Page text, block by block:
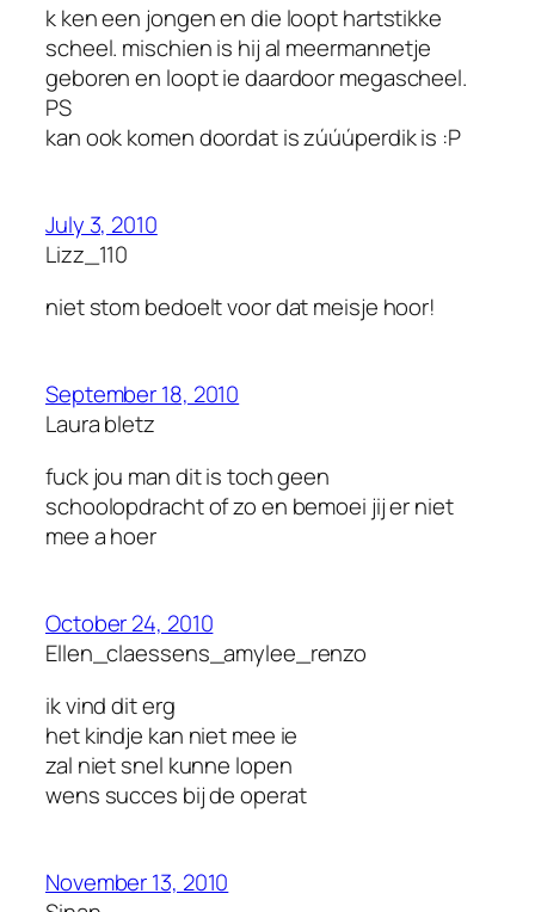
k ken een jongen en die loopt hartstikke
scheel. mischien is hij al meermannetje
geboren en loopt ie daardoor megascheel.
PS
kan ook komen doordat is zúúúperdik is :P
July 3, 2010
Lizz_110
niet stom bedoelt voor dat meisje hoor!
September 18, 2010
Laura bletz
fuck jou man dit is toch geen
schoolopdracht of zo en bemoei jij er niet
mee a hoer
October 24, 2010
Ellen_claessens_amylee_renzo
ik vind dit erg
het kindje kan niet mee ie
zal niet snel kunne lopen
wens succes bij de operat
November 13, 2010